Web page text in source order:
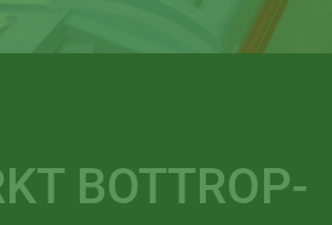
BOTTROP-